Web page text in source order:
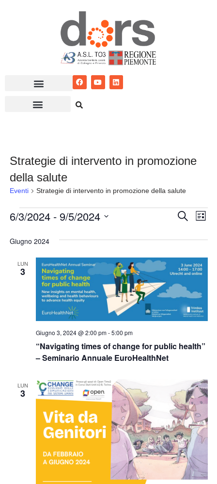
Strategie di intervento in promozione
della salute
Eventi Strategie di intervento in promozione della salute
Eventi
viste
Cerca
Lista
6/3/2024 - 9/5/2024
la
Giugno 2024
LUN
3
“Navigating times of change for public health”
– Seminario Annuale EuroHealthNet
Giugno 3, 2024 @ 2:00 pm-5:00 pm
LUN
3